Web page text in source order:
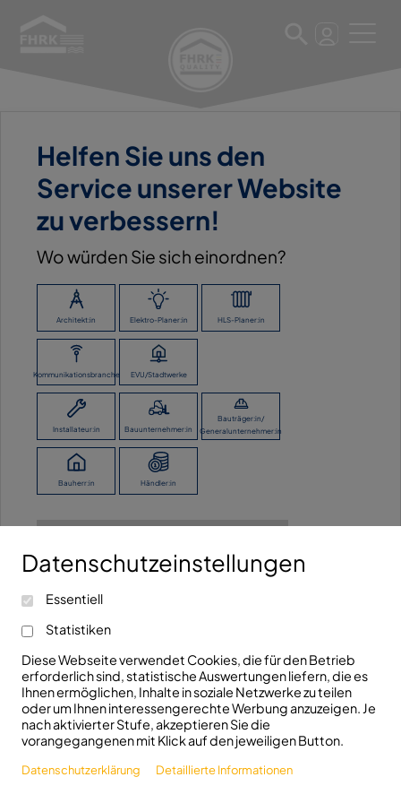
Helfen Sie uns den
Service unserer Website
zu verbessern!
Wo würden Sie sich einordnen?
Architekt:in Elektro-Planer:in HLS-Planer:in
Kommunikationsbranche EVU/Stadtwerke
Installateur:in Bauunternehmer:in
Bauträger:in/
Generalunternehmer:in
Bauherr:in Händler:in
MATTHIAS KIRCHER
BAUSTOFFE GMBH & CO.
KG
ZURÜCK ZUR ÜBERSICHT
Ravensburger Str. 29
D-89522 Heidenheim
Kontaktieren Sie uns!
Folgen Sie uns!
Datenschutzeinstellungen
Essentiell
Statistiken
Diese Webseite verwendet Cookies, die für den Betrieb
erforderlich sind, statistische Auswertungen liefern, die es
Ihnen ermöglichen, Inhalte in soziale Netzwerke zu teilen
oder um Ihnen interessengerechte Werbung anzuzeigen. Je
nach aktivierter Stufe, akzeptieren Sie die
vorangegangenen mit Klick auf den jeweiligen Button.
Datenschutzerklärung Detaillierte Informationen